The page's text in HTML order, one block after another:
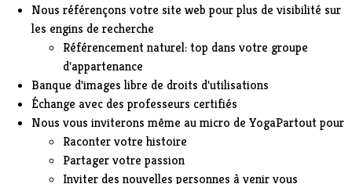
Nous référençons votre site web pour plus de visibilité sur
les engins de recherche
Référencement naturel: top dans votre groupe
d'appartenance
Banque d'images libre de droits d'utilisations
Échange avec des professeurs certifiés
Nous vous inviterons même au micro de YogaPartout pour
Raconter votre histoire
Partager votre passion
Inviter des nouvelles personnes à venir vous